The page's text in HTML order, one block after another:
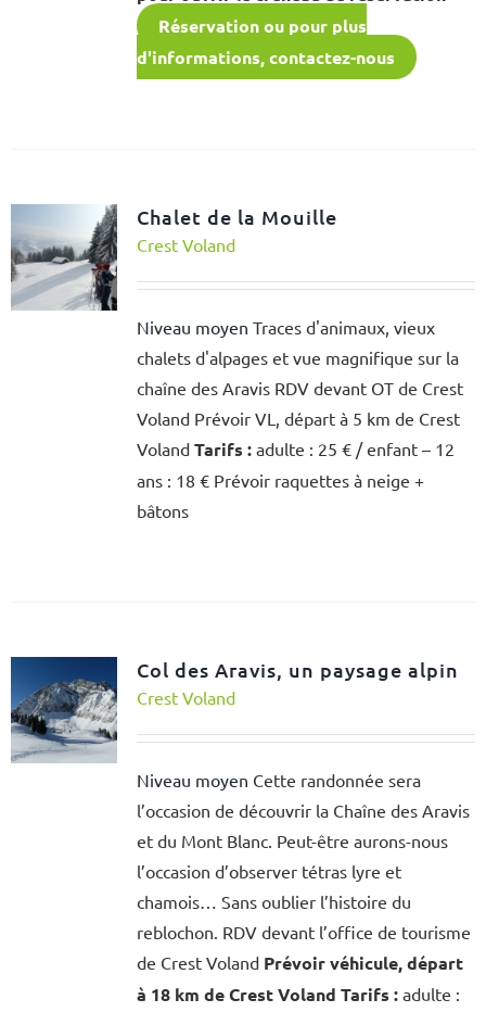
Réservation ou pour plus
d'informations, contactez-nous
Chalet de la Mouille
Crest Voland
Niveau moyen Traces d'animaux, vieux
chalets d'alpages et vue magnifique sur la
chaîne des Aravis RDV devant OT de Crest
Voland Prévoir VL, départ à 5 km de Crest
Voland Tarifs :adulte : 25 € / enfant – 12
ans : 18 € Prévoir raquettes à neige +
bâtons
Col des Aravis, un paysage alpin
Crest Voland
Niveau moyen Cette randonnée sera
l’occasion de découvrir la Chaîne des Aravis
et du Mont Blanc. Peut-être aurons-nous
l’occasion d’observer tétras lyre et
chamois… Sans oublier l’histoire du
reblochon. RDV devant l’office de tourisme
de Crest Voland Prévoir véhicule, départ
à 18 km de Crest Voland Tarifs :adulte :